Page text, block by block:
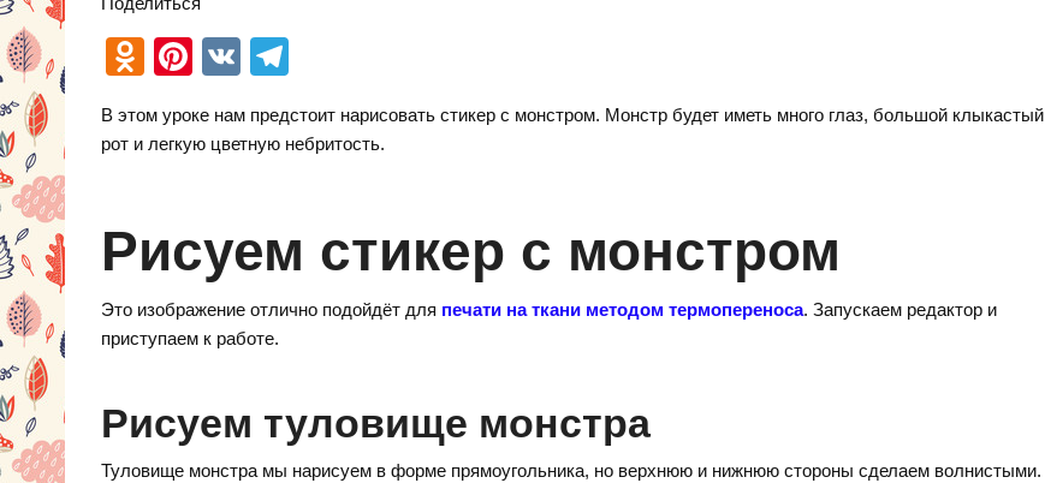
O
n
a
ni
Pi
er
V
e
m
В этом уроке нам предстоит нарисовать стикер с монстром. Монстр будет иметь много глаз, большой клыкастый
рот и легкую цветную небритость.
Рисуем стикер с монстром
Это изображение отлично подойдёт для печати на ткани методом термопереноса. Запускаем редактор и
приступаем к работе.
Рисуем туловище монстра
Туловище монстра мы нарисуем в форме прямоугольника, но верхнюю и нижнюю стороны сделаем волнистыми.